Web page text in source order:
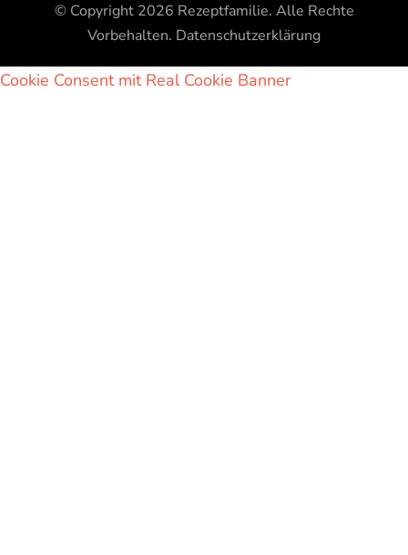
© Copyright 2026 Rezeptfamilie. Alle Rechte
Vorbehalten. Datenschutzerklärung
Cookie Consent mit Real Cookie Banner